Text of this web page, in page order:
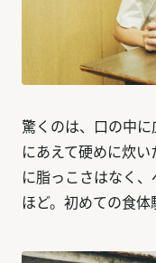
驚くのは、口の中
にあえて硬めに炊
に脂っこさはなく
ほど。初めての食体